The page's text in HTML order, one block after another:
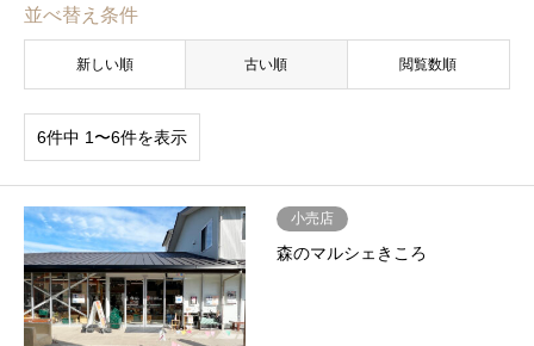
並べ替え条件
新しい順 古い順 閲覧数順
6件中 1〜6件を表示
小売店
森のマルシェきころ